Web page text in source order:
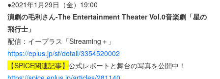
●2021年1月29日（金）19:00
演劇の毛利さん-The Entertainment Theater Vol.0音楽劇「星の
飛行士」
配信：イープラス「Streaming＋」
https://eplus.jp/sf/detail/3354520002
【SPICE関連記事】 公式レポートと舞台の写真を公開中！